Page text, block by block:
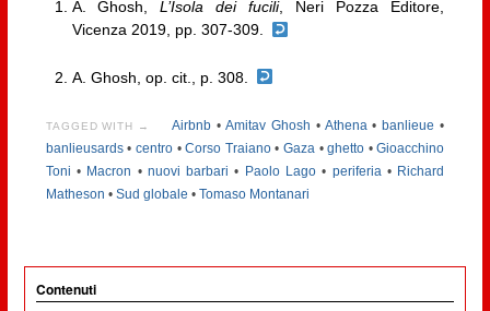
A. Ghosh,L’Isola dei fucili, Neri Pozza Editore,
Vicenza 2019, pp. 307-309.
A. Ghosh, op. cit., p. 308.
TAGGED WITH → Airbnb • Amitav Ghosh • Athena• banlieue •
banlieusards• centro•Corso Traiano• Gaza•ghetto •Gioacchino
Toni • Macron • nuovi barbari • Paolo Lago • periferia• Richard
Matheson • Sud globale • Tomaso Montanari
Contenuti